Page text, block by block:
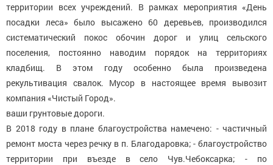
территории всех учреждений. В рамках мероприятия «День
посадки леса» было высажено 60 деревьев, производился
систематический покос обочин дорог и улиц сельского
поселения, постоянно наводим порядок на территориях
кладбищ. В этом году особенно была произведена
рекультивация свалок. Мусор в настоящее время вывозит
компания «Чистый Город».
ваши грунтовые дороги.
В 2018 году в плане благоустройства намечено: - частичный
ремонт моста через речку в п. Благодаровка; - благоустройство
территории при въезде в село Чув.Чебоксарка; - по